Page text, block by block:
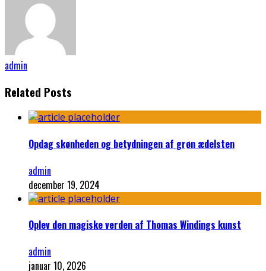
admin
Related Posts
Opdag skønheden og betydningen af grøn ædelsten
admin
december 19, 2024
Oplev den magiske verden af Thomas Windings kunst
admin
januar 10, 2026